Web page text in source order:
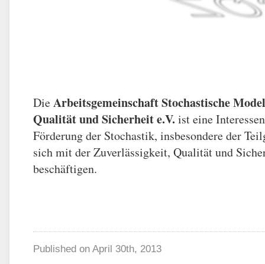
DieArbeitsgemeinschaft Stochastische
Qualität und Sicherheit e.V. ist eine
Förderung der Stochastik, insbesondere der
sich mit der Zuverlässigkeit, Qualität und
beschäftigen.
Published on April 30th, 2013